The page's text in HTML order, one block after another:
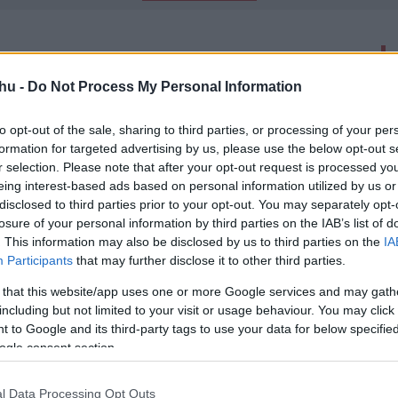
- Do Not Process My Personal Information
opt-out of the sale, sharing to third parties, or processing of your
for targeted advertising by us, please use the below opt-out
selection. Please note that after your opt-out request is processed
interest-based ads based on personal information utilized by us
to third parties prior to your opt-out. You may separately
of your personal information by third parties on the IAB’s list of
This information may also be disclosed by us to third parties on the
Participants that may further disclose it to other third parties.
that this website/app uses one or more Google services and may
but not limited to your visit or usage behaviour. You may
to Google and its third-party tags to use your data for below
consent section.
Data Processing Opt Outs
megrázó, szól nőkhöz és férfiakhoz, mesél szexről és
Színház illusztris szereplőgárdával mutatta be Nina
folytatódik új részekkel A mi kis
várni, hogy visszatérhessünk Pajkaszegre.
kapott a téli szezon magyar